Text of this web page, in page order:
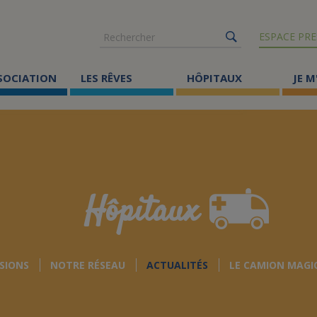
Rechercher
ESPACE
LES RÊVES HÔPITAUX JE
Hôpitaux
NOTRE RÉSEAU ACTUALITÉS LE CAMION